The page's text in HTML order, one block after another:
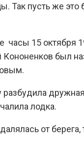
Так пусть же
15 октября
был
лодка.
от